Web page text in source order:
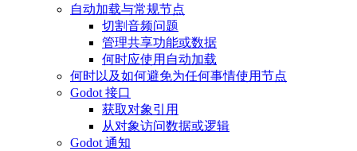
自动加载与常规节点
切割音频问题
管理共享功能或数据
何时应使用自动加载
何时以及如何避免为任何事情使用节点
Godot 接口
获取对象引用
从对象访问数据或逻辑
Godot 通知